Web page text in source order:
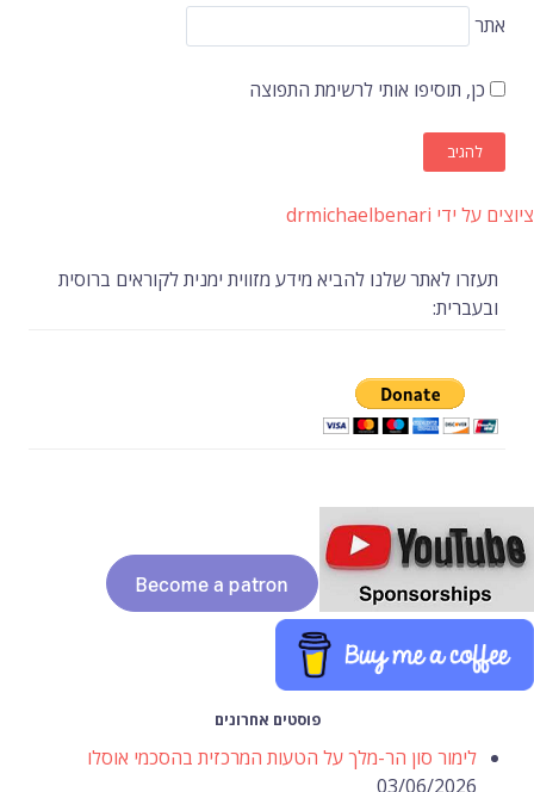
אתר
כן, תוסיפו אותי לרשימת התפוצה
ציוצים על ידי drmichaelbenari
תעזרו לאתר שלנו להביא מידע מזווית ימנית לקוראים ברוסית
ובעברית:
פוסטים אחרונים
לימור סון הר-מלך על הטעות המרכזית בהסכמי אוסלו
03/06/2026